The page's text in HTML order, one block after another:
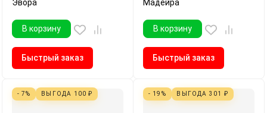
Эвора
В корзину
Быстрый заказ
Мадейра
В корзину
Быстрый заказ
- 7% ВЫГОДА 100 ₽ - 19% ВЫГОДА 301 ₽